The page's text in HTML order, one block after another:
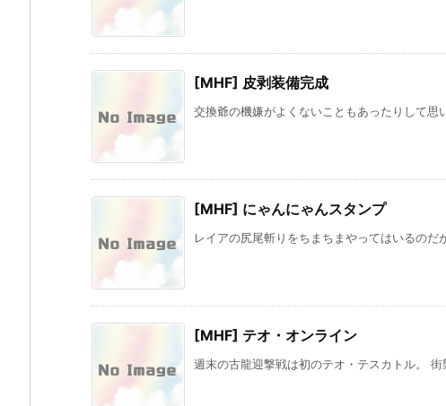
[MHF] 皮剥装備完成
交換爺の機嫌がよくないこともあったりして
[MHF] にゃんにゃんスタンプ
レイアの尻尾斬りをちまちまやってはいるの
[MHF] テオ・オンライン
週末の古龍迎撃戦は初のテオ・テスカトル。